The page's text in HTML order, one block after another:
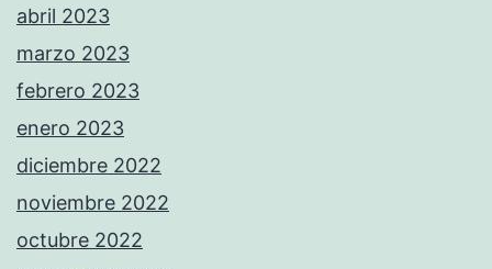
abril 2023
marzo 2023
febrero 2023
enero 2023
diciembre 2022
noviembre 2022
octubre 2022